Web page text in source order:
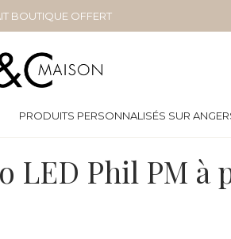
BOUTIQUE OFFERT
PRODUITS PERSONNALISÉS SUR
LED Phil PM à